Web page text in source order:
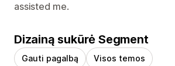
assisted me.
Dizainą sukūrė Segment
Gauti pagalbą Visos temos